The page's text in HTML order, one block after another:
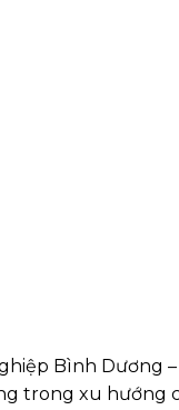
Bình Dương –
trong xu hướng